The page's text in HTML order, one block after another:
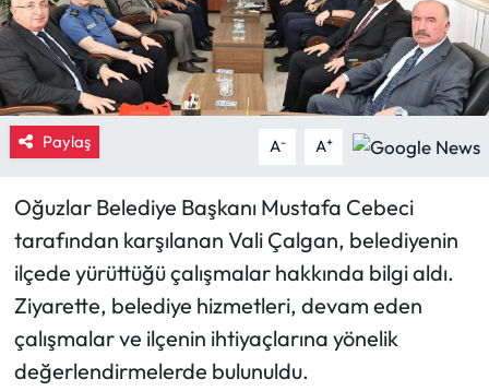
Paylaş A- A+
Oğuzlar Belediye Başkanı Mustafa Cebeci
tarafından karşılanan Vali Çalgan, belediyenin
ilçede yürüttüğü çalışmalar hakkında bilgi aldı.
Ziyarette, belediye hizmetleri, devam eden
çalışmalar ve ilçenin ihtiyaçlarına yönelik
değerlendirmelerde bulunuldu.
Ekonomi
Güncel
İskilip Haberleri
Kargı Haberleri
Kültür Sanat
Laçin Haberleri